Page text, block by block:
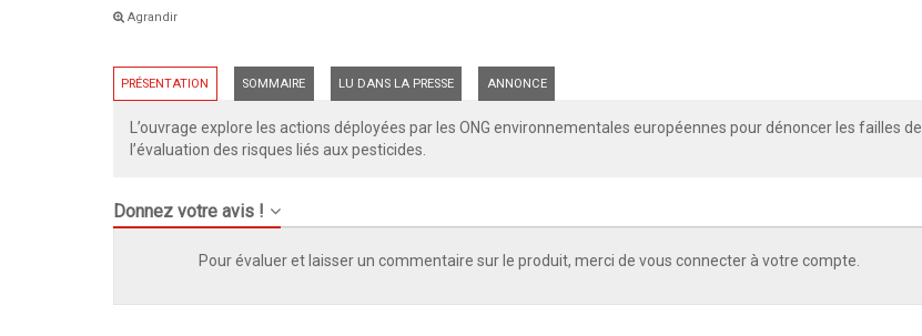
Agrandir
PRÉSENTATION SOMMAIRE LU DANS LA PRESSE ANNONCE
L’ouvrage explore les actions déployées par les ONG environnementales européennes pour dénoncer les failles de
l’évaluation des risques liés aux pesticides.
Donnez votre avis !
Pour évaluer et laisser un commentaire sur le produit, merci de vous connecter à votre compte.